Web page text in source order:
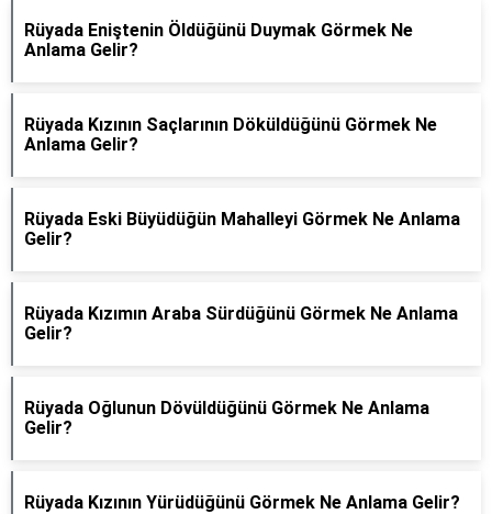
Rüyada Eniştenin Öldüğünü Duymak Görmek Ne
Anlama Gelir?
Rüyada Kızının Saçlarının Döküldüğünü Görmek Ne
Anlama Gelir?
Rüyada Eski Büyüdüğün Mahalleyi Görmek Ne Anlama
Gelir?
Rüyada Kızımın Araba Sürdüğünü Görmek Ne Anlama
Gelir?
Rüyada Oğlunun Dövüldüğünü Görmek Ne Anlama
Gelir?
Rüyada Kızının Yürüdüğünü Görmek Ne Anlama Gelir?